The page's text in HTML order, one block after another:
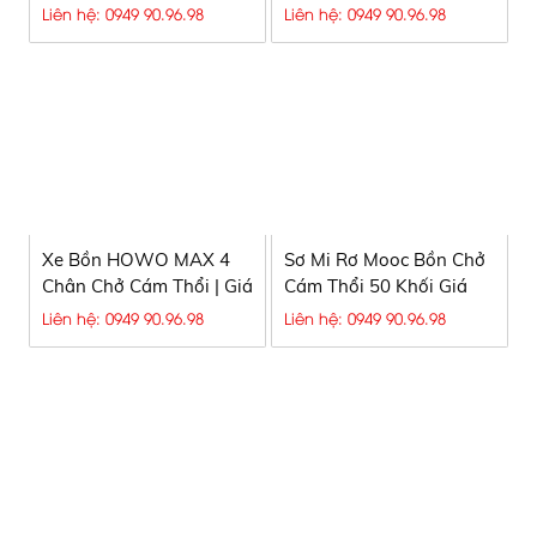
304 – Giải Pháp Vận
Liên hệ: 0949 90.96.98
Khối Dạng Thổi | Giá Tốt
Liên hệ: 0949 90.96.98
Xe Bồn HOWO MAX 4
Chân Chở Cám Thổi | Giá
Tốt 2026
Liên hệ: 0949 90.96.98
Sơ Mi Rơ Mooc Bồn Chở
Cám Thổi 50 Khối Giá
Tốt | Nguyên Vĩ Auto
Liên hệ: 0949 90.96.98